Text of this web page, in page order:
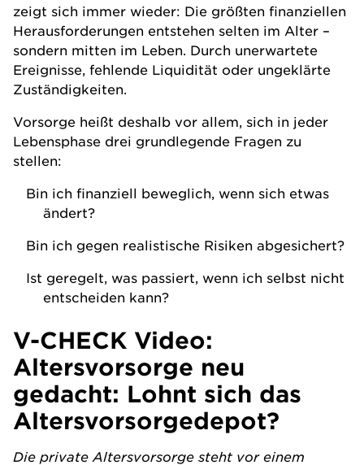
zeigt sich immer wieder: Die größten finanziellen
Herausforderungen entstehen selten im Alter –
sondern mitten im Leben. Durch unerwartete
Ereignisse, fehlende Liquidität oder ungeklärte
Zuständigkeiten.
Vorsorge heißt deshalb vor allem, sich in jeder
Lebensphase drei grundlegende Fragen zu
stellen:
Bin ich finanziell beweglich, wenn sich etwas
ändert?
Bin ich gegen realistische Risiken abgesichert?
Ist geregelt, was passiert, wenn ich selbst nicht
entscheiden kann?
V-CHECK Video:
Altersvorsorge neu
gedacht: Lohnt sich das
Altersvorsorgedepot?
Die private Altersvorsorge steht vor einem